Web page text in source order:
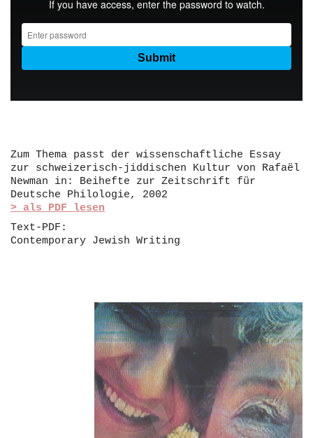
Zum Thema passt der wissenschaftliche Essay
zur schweizerisch-jiddischen Kultur von Rafaël
Newman in: Beihefte zur Zeitschrift für
Deutsche Philologie, 2002
> als PDF lesen
Text-PDF:
Contemporary Jewish Writing